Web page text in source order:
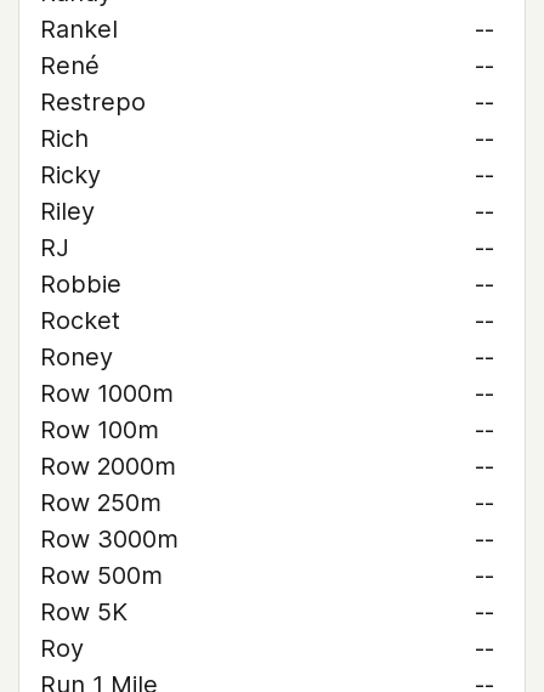
Rankel
--
René
--
Restrepo
--
Rich
--
Ricky
--
Riley
--
RJ
--
Robbie
--
Rocket
--
Roney
--
Row 1000m
--
Row 100m
--
Row 2000m
--
Row 250m
--
Row 3000m
--
Row 500m
--
Row 5K
--
Roy
--
Run 1 Mile
--